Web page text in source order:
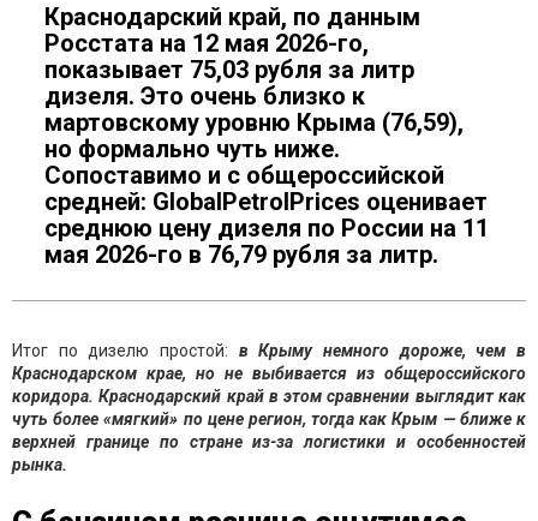
Краснодарский край, по данным
Росстата на 12 мая 2026-го,
показывает 75,03 рубля за литр
дизеля. Это очень близко к
мартовскому уровню Крыма (76,59),
но формально чуть ниже.
Сопоставимо и с общероссийской
средней: GlobalPetrolPrices оценивает
среднюю цену дизеля по России на 11
мая 2026-го в 76,79 рубля за литр.
Итог по дизелю простой: в Крыму немного дороже, чем в
Краснодарском крае, но не выбивается из общероссийского
коридора. Краснодарский край в этом сравнении выглядит как
чуть более «мягкий» по цене регион, тогда как Крым — ближе к
верхней границе по стране из-за логистики и особенностей
рынка.